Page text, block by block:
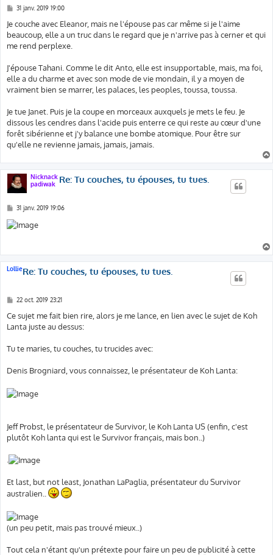
M
s
s
a
g
e
31 janv. 2019 19:00
Je couche avec Eleanor, mais ne l'épouse pas car même si je l'aime
beaucoup, elle a un truc dans le regard que je n'arrive pas à cerner et qui
me rend perplexe.
J'épouse Tahani. Comme le dit Anto, elle est insupportable, mais, ma foi,
elle a du charme et avec son mode de vie mondain, il y a moyen de
vraiment bien se marrer, les palaces, les peoples, toussa, toussa.
Je tue Janet. Puis je la coupe en morceaux auxquels je mets le feu. Je
dissous les cendres dans l'acide puis enterre ce qui reste au cœur d'une
forêt sibérienne et j'y balance une bombe atomique. Pour être sur
qu'elle ne revienne jamais, jamais, jamais.
Nicknack
padiwak Re: Tu couches, tu épouses, tu tues.
M
s
s
31 janv. 2019 19:06
LollieRe: Tu couches, tu épouses, tu tues.
M
s
s
a
22 oct. 2019 23:21
Ce sujet me fait bien rire, alors je me lance, en lien avec le sujet de Koh
Lanta juste au dessus:
Tu te maries, tu couches, tu trucides avec:
Denis Brogniard, vous connaissez, le présentateur de Koh Lanta:
Jeff Probst, le présentateur de Survivor, le Koh Lanta US (enfin, c'est
plutôt Koh lanta qui est le Survivor français, mais bon..)
Et last, but not least, Jonathan LaPaglia, présentateur du Survivor
australien..
(un peu petit, mais pas trouvé mieux..)
Tout cela n'étant qu'un prétexte pour faire un peu de publicité à cette